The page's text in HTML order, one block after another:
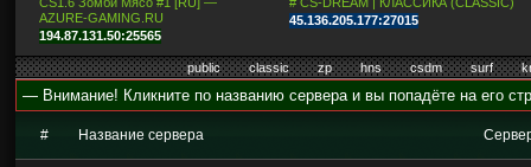
AZURE-GAMING.RU
194.87.131.50:25565
45.136.205.177:27015
public classic zp hns csdm surf
— Внимание! Кликните по названию сервера и вы попадёте на его
# Название сервера